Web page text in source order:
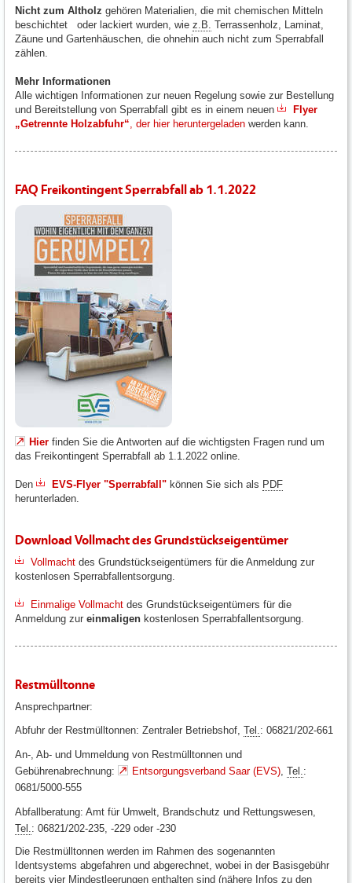
Nicht zum Altholz gehören Materialien, die mit chemischen Mitteln
beschichtet oder lackiert wurden, wie z.B. Terrassenholz, Laminat,
Zäune und Gartenhäuschen, die ohnehin auch nicht zum Sperrabfall
zählen.
Mehr Informationen
Alle wichtigen Informationen zur neuen Regelung sowie zur Bestellung
und Bereitstellung von Sperrabfall gibt es in einem neuen
Flyer
„Getrennte Holzabfuhr“ , der hier heruntergeladen werden kann.
FAQ Freikontingent Sperrabfall ab 1.1.2022
Hier finden Sie die Antworten auf die wichtigsten Fragen rund um
das Freikontingent Sperrabfall ab 1.1.2022 online.
Den EVS-Flyer "Sperrabfall" können Sie sich als PDF
herunterladen.
Download Vollmacht des Grundstückseigentümer
Vollmacht des Grundstückseigentümers für die Anmeldung zur
kostenlosen Sperrabfallentsorgung.
Einmalige Vollmacht des Grundstückseigentümers für die
Anmeldung zur einmaligen kostenlosen Sperrabfallentsorgung.
Restmülltonne
Ansprechpartner:
Abfuhr der Restmülltonnen: Zentraler Betriebshof, Tel. : 06821/202-661
An-, Ab- und Ummeldung von Restmülltonnen und
Gebührenabrechnung:
Entsorgungsverband Saar (EVS) Tel. :
0681/5000-555
Abfallberatung: Amt für Umwelt, Brandschutz und Rettungswesen,
Tel. : 06821/202-235, -229 oder -230
Die Restmülltonnen werden im Rahmen des sogenannten
Identsystems abgefahren und abgerechnet, wobei in der Basisgebühr
bereits vier Mindestleerungen enthalten sind (nähere Infos zu den